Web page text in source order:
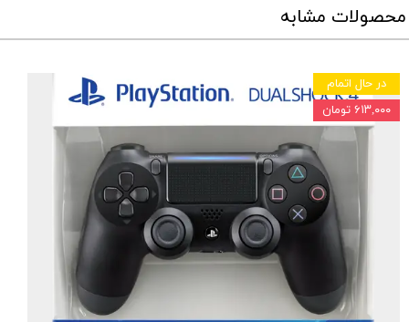
محصولات مشابه
در حال اتمام
۶۱۳,۰۰۰ تومان